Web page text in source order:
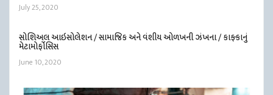
July 25, 2020
સોશિઅલ આઇસોલેશન / સામાજિક અને વંશીય ઓળખની ઝંખના / કાફ્કાનું
મેટામોર્ફોસિસ
June 10, 2020